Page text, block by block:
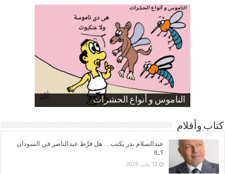
الناموس و أنواع الحشرات
الموظفين بعد ارتفاع الأسعار
ارتفاع نسبة الطلاق في مصر
صورة كاركاتيرية
صورة كاركاتيرية
كتاب وأقلام
عبدالسلام بدر يكتب… هل فرَّط عبدالناصر في السودان
؟..!!
12 يناير، 2026